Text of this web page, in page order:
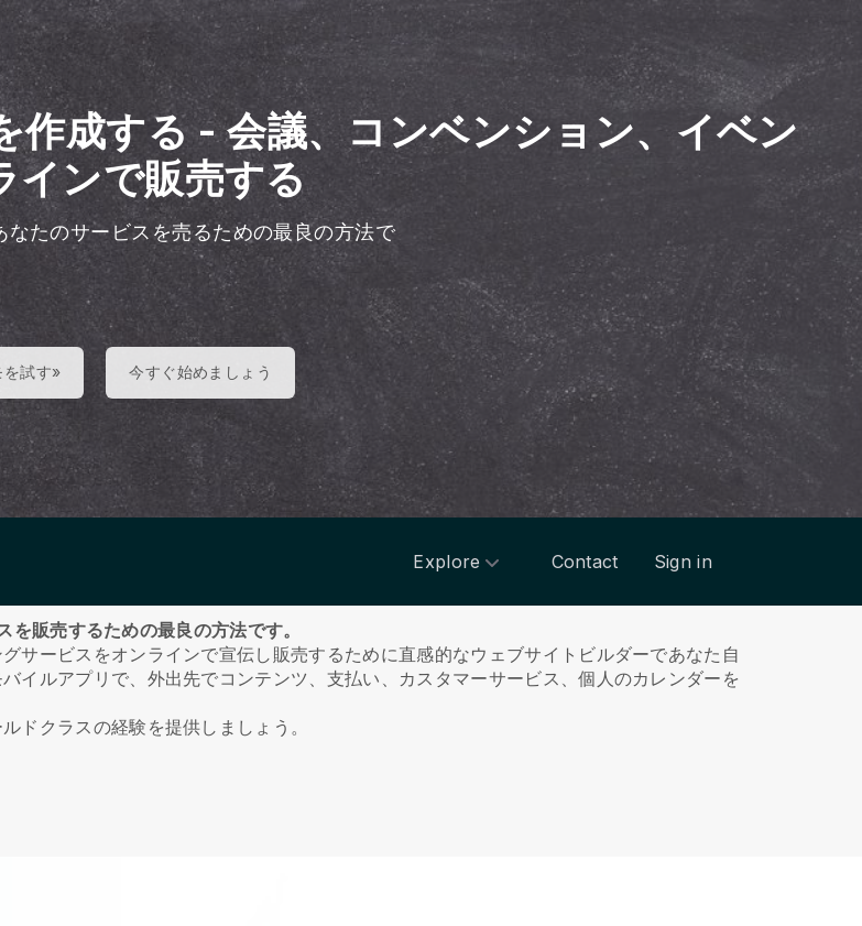
作成する-会議、コンベンション、イベン
インで販売する
なたのサービスを売るための最良の方法で
を試す» 今すぐ始めましょう
Explore Contact Sign in
販売するための最良の方法です。
サービスをオンラインで宣伝し販売するために直感的なウェブサイトビルダーであなた自
バイルアプリで、外出先でコンテンツ、支払い、カスタマーサービス、個人のカレンダーを
ドクラスの経験を提供しましょう。